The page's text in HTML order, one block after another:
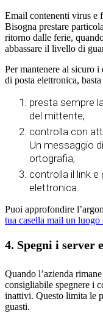
Email contenenti virus e
Bisogna prestare
ritorno dalle ferie,
abbassare il livello di
Per mantenere al sicuro
di posta elettronica,
presta sempre
del mittente;
controlla con
Un messaggio
ortografia;
controlla il link
elettronica.
Puoi approfondire
tua casella mail un luogo
4. Spegni i server
Quando l’azienda
consigliabile spegnere i
inattivi. Questo limita le
guasti.